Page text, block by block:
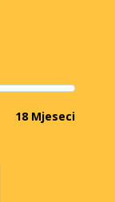
18 Mjeseci